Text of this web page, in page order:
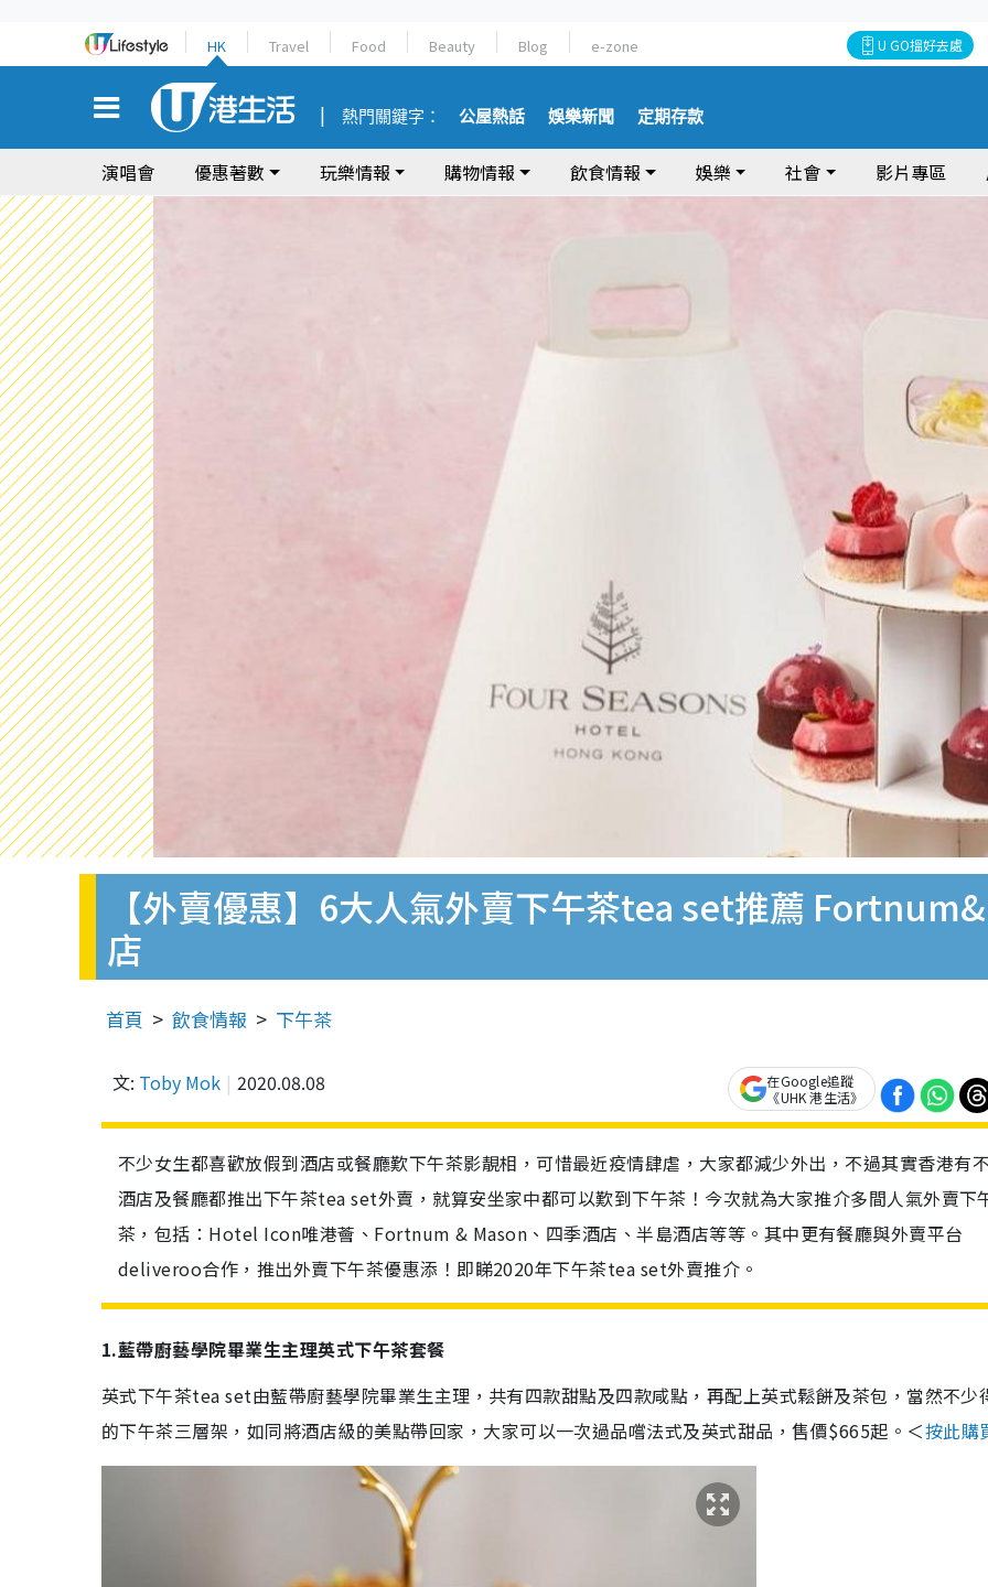
HK Travel Food Beauty Blog e-zone U GO搵好去處
熱門關鍵字： 公屋熱話 娛樂新聞 定期存款
演唱會 優惠著數 玩樂情報 購物情報 飲食情報 娛樂 社會 影片專區
【外賣優惠】6大人氣外賣下午茶tea set推薦
店
首頁 飲食情報 下午茶
文: Toby Mok 2020.08.08
在Google追蹤
《UHK 港生活》
不少女生都喜歡放假到酒店或餐廳歎下午茶影靚相，可惜最近疫情肆虐，大家都減少外出，不過其實香港有
酒店及餐廳都推出下午茶tea set外賣，就算安坐家中都可以歎到下午茶！今次就為大家推介多間人氣外賣下
茶，包括：Hotel Icon唯港薈、Fortnum & Mason、四季酒店、半島酒店等等。其中更有餐廳與外賣平台
deliveroo合作，推出外賣下午茶優惠添！即睇2020年下午茶tea set外賣推介。
1.藍帶廚藝學院畢業生主理英式下午茶套餐
英式下午茶tea set由藍帶廚藝學院畢業生主理，共有四款甜點及四款咸點，再配上英式鬆餅及茶包，當然不少
的下午茶三層架，如同將酒店級的美點帶回家，大家可以一次過品嚐法式及英式甜品，售價$665起。＜按此購